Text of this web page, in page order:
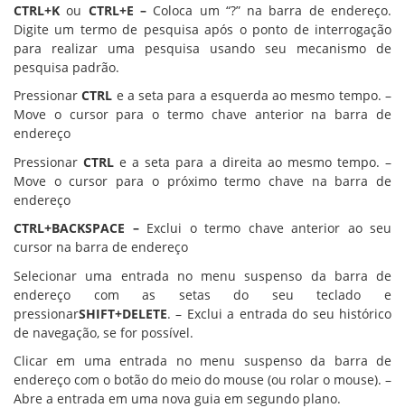
CTRL+K ou CTRL+E – Coloca um “?” na barra de endereço.
Digite um termo de pesquisa após o ponto de interrogação
para realizar uma pesquisa usando seu mecanismo de
pesquisa padrão.
PressionarCTRL e a seta para a esquerda ao mesmo tempo. –
Move o cursor para o termo chave anterior na barra de
endereço
PressionarCTRL e a seta para a direita ao mesmo tempo. –
Move o cursor para o próximo termo chave na barra de
endereço
CTRL+BACKSPACE – Exclui o termo chave anterior ao seu
cursor na barra de endereço
Selecionar uma entrada no menu suspenso da barra de
endereço com as setas do seu teclado e
pressionarSHIFT+DELETE. – Exclui a entrada do seu histórico
de navegação, se for possível.
Clicar em uma entrada no menu suspenso da barra de
endereço com o botão do meio do mouse (ou rolar o mouse). –
Abre a entrada em uma nova guia em segundo plano.